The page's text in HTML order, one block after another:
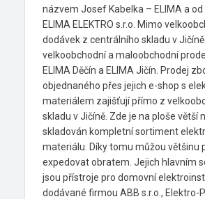
názvem Josef Kabelka – ELIMA a od
ELIMA ELEKTRO s.r.o. Mimo
dodávek z centrálního skladu v
velkoobchodní a maloobchodní
ELIMA Děčín a ELIMA Jičín. Prodej
objednaného přes jejich e-shop s
materiálem zajišťují přímo z
skladu v Jičíně. Zde je na ploše větší
skladován kompletní sortiment
materiálu. Díky tomu můžou většinu
expedovat obratem. Jejich hlavním
jsou přístroje pro domovní
dodávané firmou ABB s.r.o., Elektro-